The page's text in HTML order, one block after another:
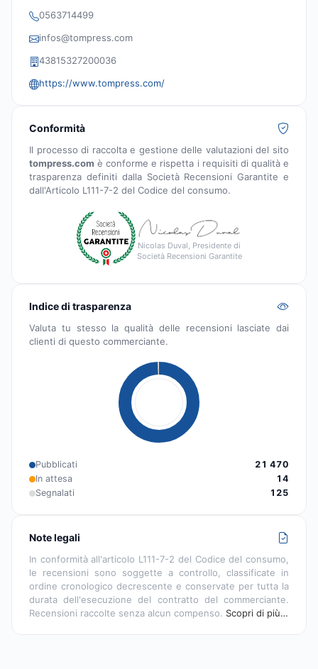
0563714499
infos@tompress.com
43815327200036
https://www.tompress.com/
Conformità
Il processo di raccolta e gestione delle valutazioni del sito
tompress.com è conforme e rispetta i requisiti di qualità e
trasparenza definiti dalla Società Recensioni Garantite e
dall'Articolo L111-7-2 del Codice del consumo.
Nicolas Duval, Presidente di
Società Recensioni Garantite
Indice di trasparenza
Valuta tu stesso la qualità delle recensioni lasciate dai
clienti di questo commerciante.
Pubblicati
21 470
In attesa
14
Segnalati
125
Note legali
In conformità all'articolo L111-7-2 del Codice del consumo,
le recensioni sono soggette a controllo, classificate in
ordine cronologico decrescente e conservate per tutta la
durata dell'esecuzione del contratto del commerciante.
Recensioni raccolte senza alcun compenso. Scopri di più…